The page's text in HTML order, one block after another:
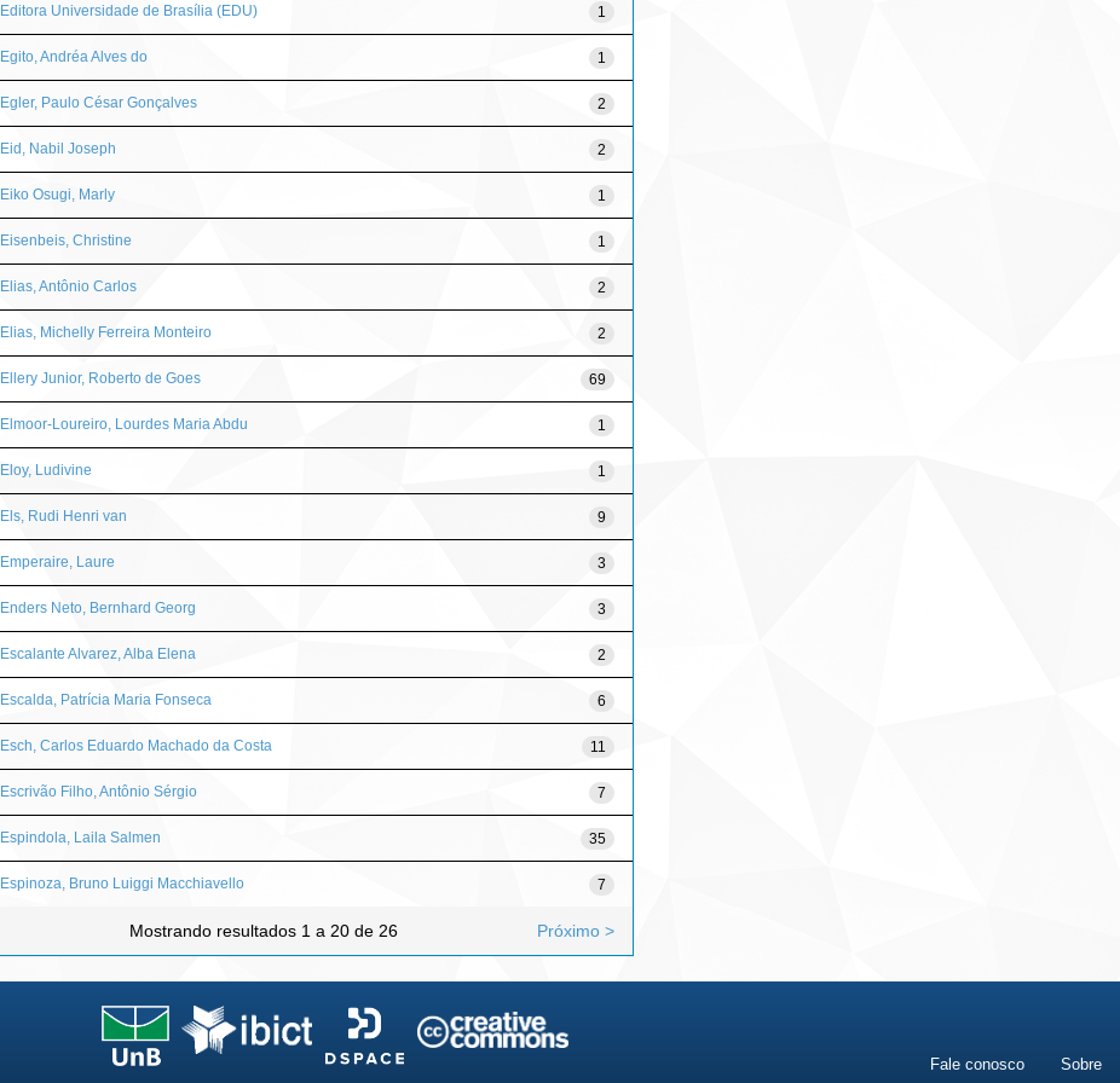
Editora Universidade de Brasília (EDU) 1
Egito, Andréa Alves do 1
Egler, Paulo César Gonçalves 2
Eid, Nabil Joseph 2
Eiko Osugi, Marly 1
Eisenbeis, Christine 1
Elias, Antônio Carlos 2
Elias, Michelly Ferreira Monteiro 2
Ellery Junior, Roberto de Goes 69
Elmoor-Loureiro, Lourdes Maria Abdu 1
Eloy, Ludivine 1
Els, Rudi Henri van 9
Emperaire, Laure 3
Enders Neto, Bernhard Georg 3
Escalante Alvarez, Alba Elena 2
Escalda, Patrícia Maria Fonseca 6
Esch, Carlos Eduardo Machado da Costa 11
Escrivão Filho, Antônio Sérgio 7
Espindola, Laila Salmen 35
Espinoza, Bruno Luiggi Macchiavello 7
Mostrando resultados 1 a 20 de 26 Próximo >
Fale conosco Sobre